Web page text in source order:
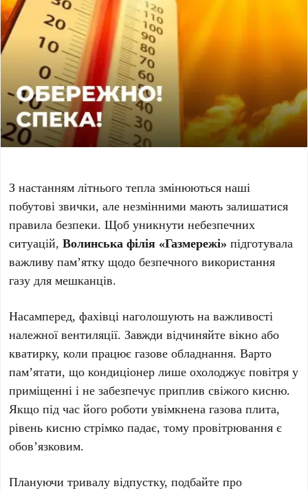
З настанням літнього тепла змінюються наші
побутові звички, але незмінними мають залишатися
правила безпеки. Щоб уникнути небезпечних
ситуацій,Волинська філія «Газмережі» підготувала
важливу пам’ятку щодо безпечного використання
газу для мешканців.
Насамперед, фахівці наголошують на важливості
належної вентиляції. Завжди відчиняйте вікно або
кватирку, коли працює газове обладнання. Варто
пам’ятати, що кондиціонер лише охолоджує повітря у
приміщенні і не забезпечує приплив свіжого кисню.
Якщо під час його роботи увімкнена газова плита,
рівень кисню стрімко падає, тому провітрювання є
обов’язковим.
Плануючи тривалу відпустку, подбайте про